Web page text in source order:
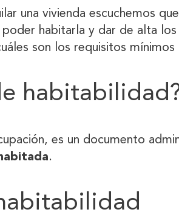
una vivienda escuchemos que
poder habitarla y dar de alta
son los requisitos
es un documento
.